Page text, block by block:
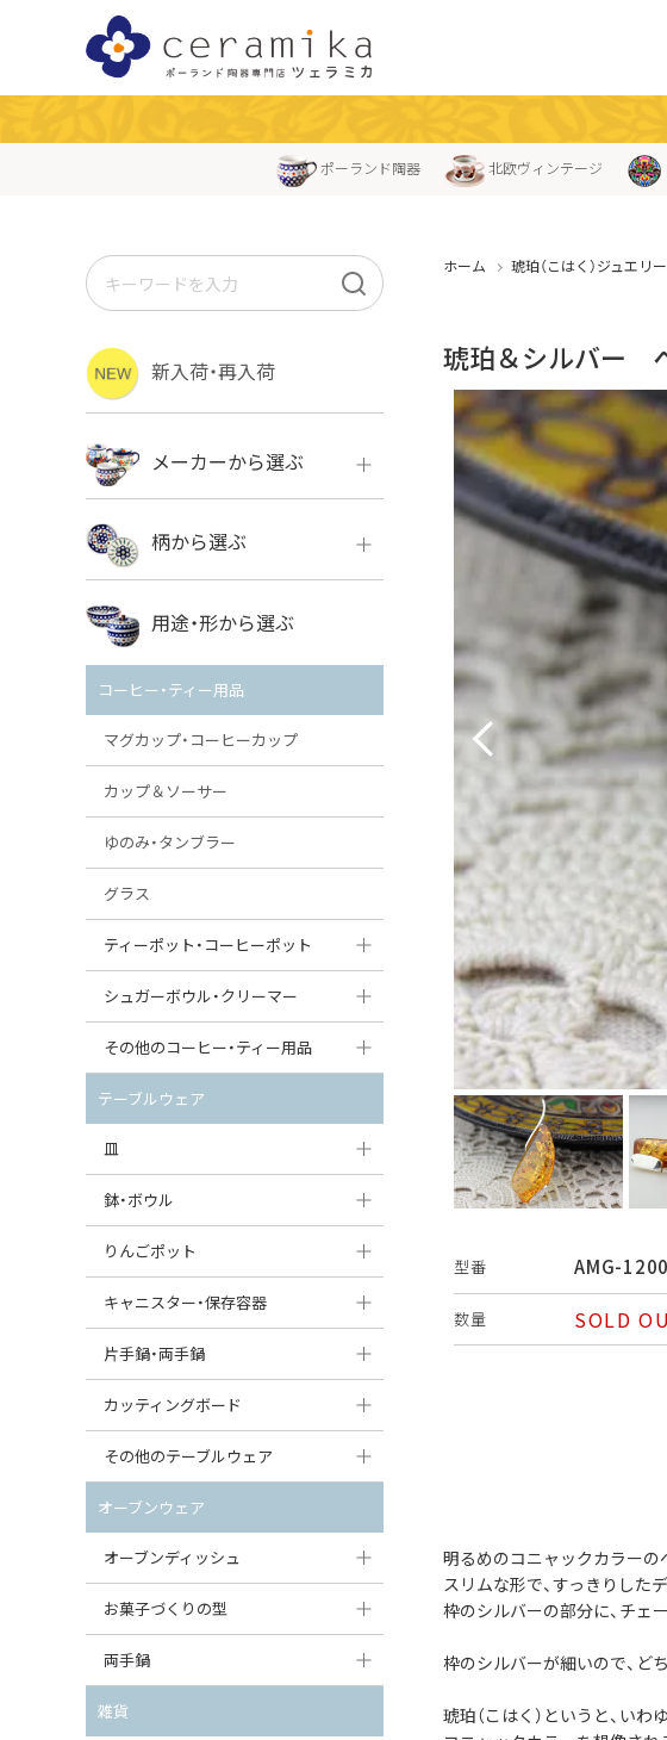
ポーランド陶器 北欧ヴィンテージ
ホーム 琥珀（こはく）ジュエリー
琥珀＆シルバー
型番 AMG-
数量
SOLD
明るめのコニャックカラーの
スリムな形で、すっきりした
枠のシルバーの部分に、チェ
枠のシルバーが細いので、ど
琥珀（こはく）というと、いわ
新入荷・再入荷
メーカーから選ぶ
ボレス
VENA
ミレナ
柄から選ぶ
ボレス
用途・形から選ぶ
コーヒー・ティー用品
マグカップ・コーヒーカップ
カップ＆ソーサー
ゆのみ・タンブラー
グラス
ティーポット・コーヒーポット
ティーポット
コーヒーポット
シュガーボウル・クリーマー
シュガーボウル
クリーマー
その他のコーヒー・ティー用品
ポットウォーマー
ピッチャー
コーヒードリッパー
すべて見る
テーブルウェア
皿
大皿（24cm〜）
中皿（18〜24cm）
丸皿
スープ皿
ダルマプレート
たまご型プレート
ハート型プレート
変形プレート
鉢・ボウル
大鉢（21cm〜）
中鉢（16〜21cm）
丸鉢・どんぶり・ボウル
茶碗
オーバルボウル
ハートボウル
葉っぱ型ボウル
りんごポット
りんごポット
りんごポット小
キャニスター・保存容器
キャニスター
つぼ
ガーリックポット
オニオンキャニスター
ガーリックキャニスター
チーズケース
片手鍋・両手鍋
ソースパン（片手鍋）
スープチュリーン
カッティングボード
角型カッティングボード
丸型カッティングボード
すべて見る
その他のテーブルウェア
調味料入れ
グレイヴィーボート
エッグカップ
ケーキスタンド
オーブンウェア
オーブンディッシュ
大型（24cm〜）
中型（18〜24cm）
お菓子づくりの型
パウンド型
マフィン型
両手鍋
チュリーン
雑貨